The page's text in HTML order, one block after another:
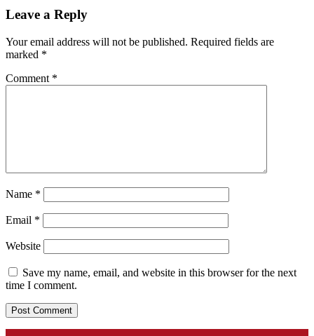
Leave a Reply
Your email address will not be published. Required fields are
marked *
Comment *
Name *
Email *
Website
Save my name, email, and website in this browser for the next
time I comment.